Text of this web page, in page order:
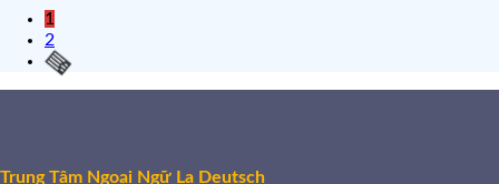
🌸
1
2
Trung Tâm Ngoại Ngữ La Deutsch